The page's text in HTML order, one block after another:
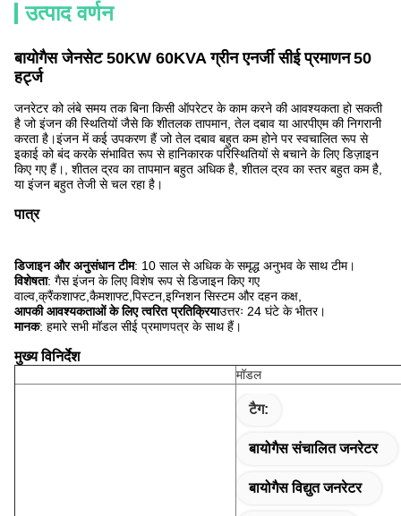
उत्पाद वर्णन
बायोगैस जेनसेट 50KW 60KVA ग्रीन एनर्जी सीई प्रमाणन 50
हर्ट्ज
जनरेटर को लंबे समय तक बिना किसी ऑपरेटर के काम करने की आवश्यकता हो सकती
है जो इंजन की स्थितियों जैसे कि शीतलक तापमान, तेल दबाव या आरपीएम की निगरानी
करता है।इंजन में कई उपकरण हैं जो तेल दबाव बहुत कम होने पर स्वचालित रूप से
इकाई को बंद करके संभावित रूप से हानिकारक परिस्थितियों से बचाने के लिए डिज़ाइन
किए गए हैं।, शीतल द्रव का तापमान बहुत अधिक है, शीतल द्रव का स्तर बहुत कम है,
या इंजन बहुत तेजी से चल रहा है।
पात्र
डिजाइन और अनुसंधान टीम: 10 साल से अधिक के समृद्ध अनुभव के साथ टीम।
विशेषता: गैस इंजन के लिए विशेष रूप से डिजाइन किए गए
वाल्व,क्रैंकशाफ्ट,कैमशाफ्ट,पिस्टन,इग्निशन सिस्टम और दहन कक्ष,
आपकी आवश्यकताओं के लिए त्वरित प्रतिक्रियाउत्तरः 24 घंटे के भीतर।
मानक: हमारे सभी मॉडल सीई प्रमाणपत्र के साथ हैं।
मुख्य विनिर्देश
मॉडल
टैग:
बायोगैस संचालित जनरेटर
बायोगैस विद्युत जनरेटर